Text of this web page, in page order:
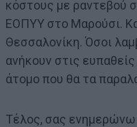
κόστους με ραντεβού
ΕΟΠΥΥ στο Μαρούσι.
Θεσσαλονίκη. Όσοι
ανήκουν στις
άτομο που θα τα
Τέλος, σας ενημερώνω